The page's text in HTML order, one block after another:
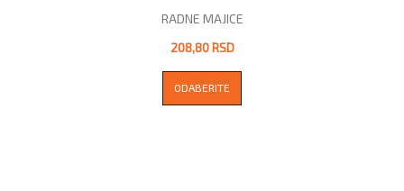
RADNE MAJICE
208,80 RSD
ODABERITE